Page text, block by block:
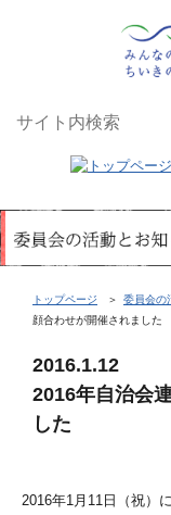
トップページ 委員会の
顔合わせが開催されました
2016.1.12
2016年自治会
した
2016年1月11日（祝）